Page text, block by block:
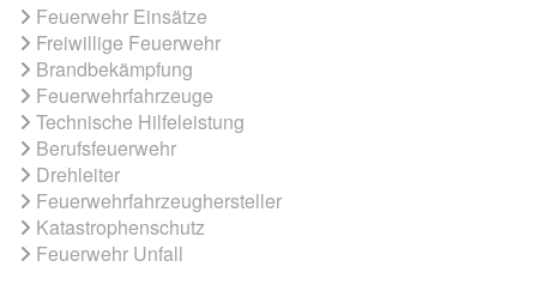
Feuerwehr Einsätze
Freiwillige Feuerwehr
Brandbekämpfung
Feuerwehrfahrzeuge
Technische Hilfeleistung
Berufsfeuerwehr
Drehleiter
Feuerwehrfahrzeughersteller
Katastrophenschutz
Feuerwehr Unfall